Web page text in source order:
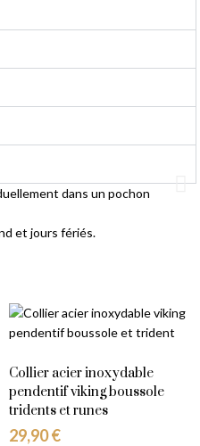
dans un pochon
et jours fériés.
Collier acier inoxydable
pendentif viking boussole
tridents et runes
29,90€